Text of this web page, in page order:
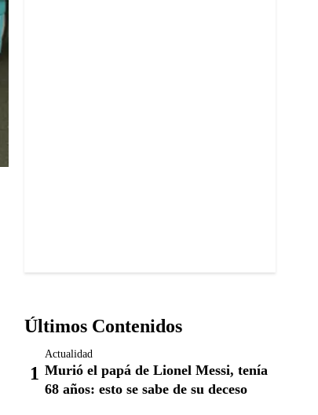
Últimos Contenidos
Actualidad
Murió el papá de Lionel Messi, tenía
68 años: esto se sabe de su deceso